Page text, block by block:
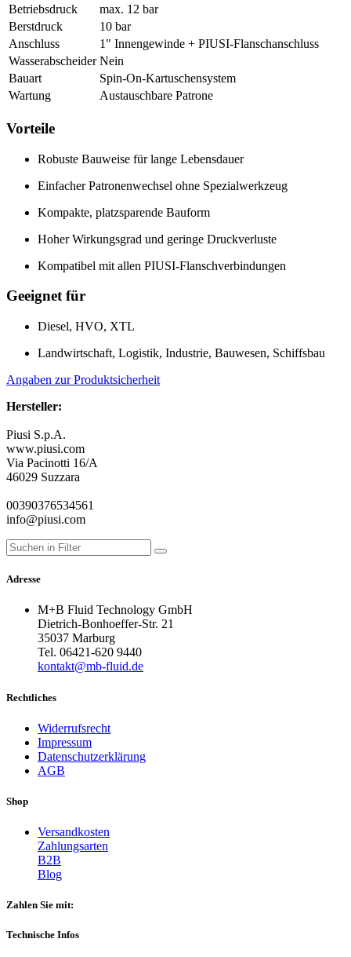
Betriebsdruck
max. 12 bar
Berstdruck
10 bar
Anschluss
1" Innengewinde + PIUSI-Flanschanschluss
Wasserabscheider Nein
Bauart
Spin-On-Kartuschensystem
Wartung
Austauschbare Patrone
Vorteile
Robuste Bauweise für lange Lebensdauer
Einfacher Patronenwechsel ohne Spezialwerkzeug
Kompakte, platzsparende Bauform
Hoher Wirkungsgrad und geringe Druckverluste
Kompatibel mit allen PIUSI-Flanschverbindungen
Geeignet für
Diesel, HVO, XTL
Landwirtschaft, Logistik, Industrie, Bauwesen, Schiffsbau
Angaben zur Produktsicherheit
Hersteller:
Piusi S.p.A.
www.piusi.com
Via Pacinotti 16/A
46029 Suzzara
00390376534561
info@piusi.com
Adresse
M+B Fluid Technology GmbH
Dietrich-Bonhoeffer-Str. 21
35037 Marburg
Tel. 06421-620 9440
kontakt@mb-fluid.de
Rechtliches
Widerrufsrecht
Impressum
Datenschutzerklärung
AGB
Shop
Versandkosten
Zahlungsarten
B2B
Blog
Zahlen Sie mit:
Technische Infos